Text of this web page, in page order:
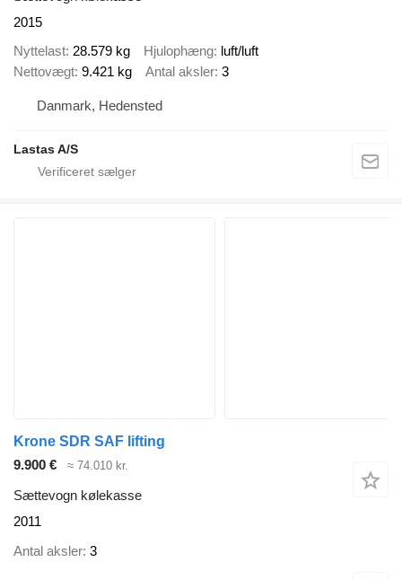
2015
Nyttelast 28.579 kg Hjulophæng luft/luft
Nettovægt 9.421 kg Antal aksler 3
Danmark, Hedensted
Lastas A/S
Krone SDR SAF lifting
9.900 €
≈ 74.010 kr.
Sættevogn kølekasse
2011
Antal aksler 3